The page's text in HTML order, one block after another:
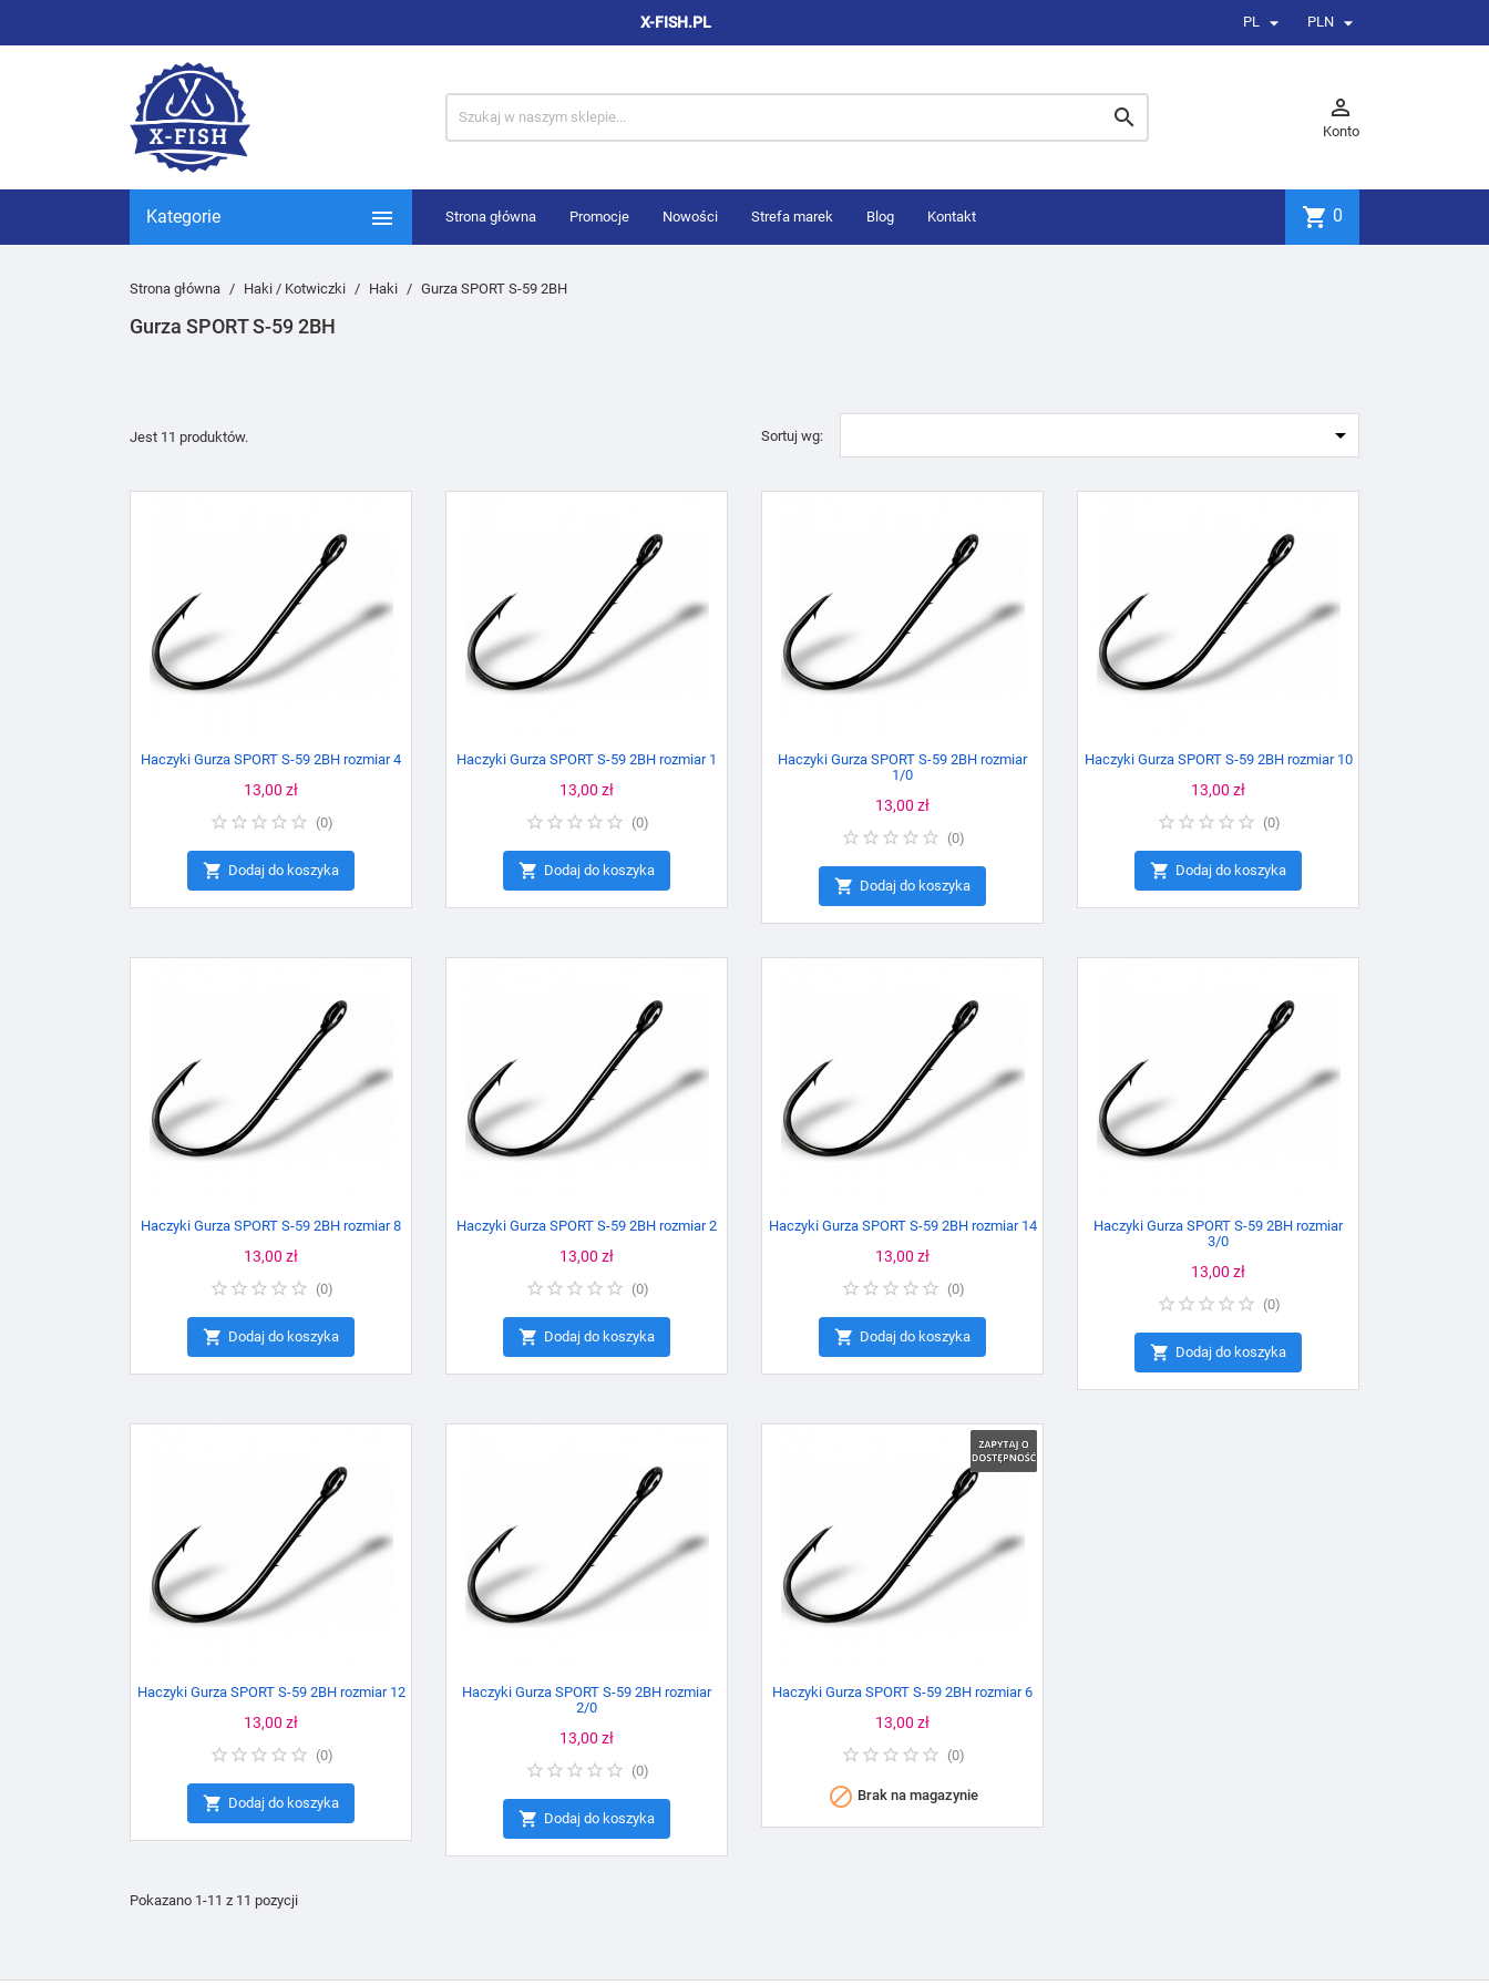
X-FISH.PL PL  PLN 
 
Konto
Kategorie  Strona główna Promocje Nowości Strefa marek Blog Kontakt shopping_cart 0
Strona główna Haki / Kotwiczki Haki Gurza SPORT S-59 2BH
Gurza SPORT S-59 2BH
Jest 11 produktów. Sortuj wg: 
Haczyki Gurza SPORT S-59 2BH rozmiar 4
Cena
13,00 zł
(0)
 Dodaj do koszyka
Haczyki Gurza SPORT S-59 2BH rozmiar 1
Cena
13,00 zł
(0)
 Dodaj do koszyka
Haczyki Gurza SPORT S-59 2BH rozmiar
1/0
Cena
13,00 zł
(0)
 Dodaj do koszyka
Haczyki Gurza SPORT S-59 2BH rozmiar 10
Cena
13,00 zł
(0)
 Dodaj do koszyka
Haczyki Gurza SPORT S-59 2BH rozmiar 8
Cena
13,00 zł
(0)
 Dodaj do koszyka
Haczyki Gurza SPORT S-59 2BH rozmiar 2
Cena
13,00 zł
(0)
 Dodaj do koszyka
Haczyki Gurza SPORT S-59 2BH rozmiar 14
Cena
13,00 zł
(0)
 Dodaj do koszyka
Haczyki Gurza SPORT S-59 2BH rozmiar
3/0
Cena
13,00 zł
(0)
 Dodaj do koszyka
Haczyki Gurza SPORT S-59 2BH rozmiar 12
Cena
13,00 zł
(0)
 Dodaj do koszyka
Haczyki Gurza SPORT S-59 2BH rozmiar
2/0
Cena
13,00 zł
(0)
 Dodaj do koszyka
Haczyki Gurza SPORT S-59 2BH rozmiar 6
Cena
13,00 zł
(0)
 Brak na magazynie
Pokazano 1-11 z 11 pozycji